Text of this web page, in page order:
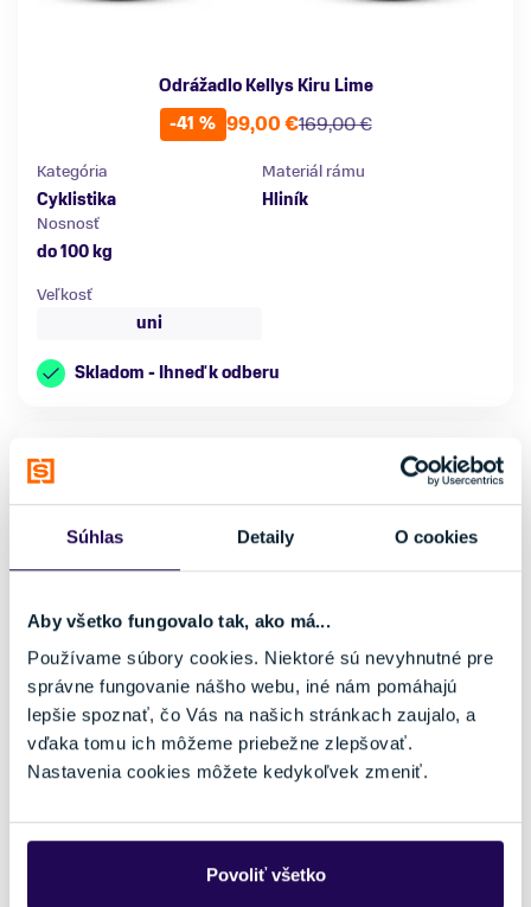
Súhlas Detaily O cookies
Aby všetko fungovalo tak, ako má...
Používame súbory cookies. Niektoré sú nevyhnutné pre
správne fungovanie nášho webu, iné nám pomáhajú
lepšie spoznať, čo Vás na našich stránkach zaujalo, a
vďaka tomu ich môžeme priebežne zlepšovať.
Nastavenia cookies môžete kedykoľvek zmeniť.
Povoliť všetko
Odrážadlo Kellys Kiru Lime
-41 %
169,00 €
99,00 €
Kategória
Cyklistika
Materiál rámu
Hliník
Nosnosť
do 100 kg
Veľkosť
uni
Skladom - Ihneď k odberu